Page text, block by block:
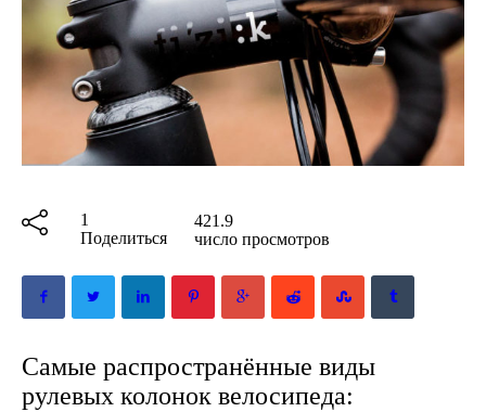
1
Поделиться
421.9
число просмотров
Самые распространённые виды
рулевых колонок велосипеда: